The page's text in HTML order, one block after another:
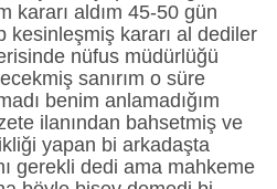
kararı aldım 45-50 gün
kesinleşmiş kararı al dediler
nüfus müdürlüğü
sanırım o süre
benim anlamadığım
ilanından bahsetmiş ve
yapan bi arkadaşta
gerekli dedi ama mahkeme